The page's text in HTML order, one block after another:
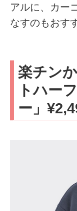
アルに、カー
なすのもおす
楽チン
トハー
ー」